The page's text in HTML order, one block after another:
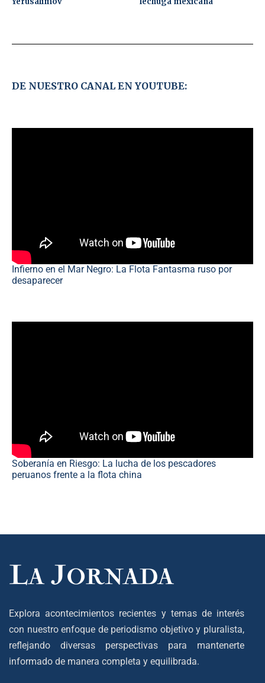
DE NUESTRO CANAL EN YOUTUBE:
Infierno en el Mar Negro: La Flota Fantasma ruso por
desaparecer
Soberanía en Riesgo: La lucha de los pescadores
peruanos frente a la flota china
Explora acontecimientos recientes y temas de interés
con nuestro enfoque de periodismo objetivo y pluralista,
reflejando diversas perspectivas para mantenerte
informado de manera completa y equilibrada.